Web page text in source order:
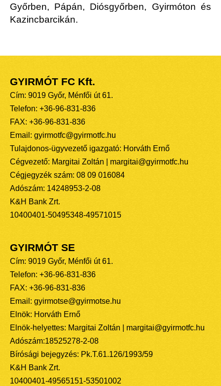
Győrben, Pápán, Diósgyőrben, Gyirmóton és
Kazincbarcikán.
GYIRMÓT FC Kft.
Cím: 9019 Győr, Ménfői út 61.
Telefon: +36-96-831-836
FAX: +36-96-831-836
Email: gyirmotfc@gyirmotfc.hu
Tulajdonos-ügyvezető igazgató: Horváth Ernő
Cégvezető: Margitai Zoltán | margitai@gyirmotfc.hu
Cégjegyzék szám: 08 09 016084
Adószám: 14248953-2-08
K&H Bank Zrt.
10400401-50495348-49571015
GYIRMÓT SE
Cím: 9019 Győr, Ménfői út 61.
Telefon: +36-96-831-836
FAX: +36-96-831-836
Email: gyirmotse@gyirmotse.hu
Elnök: Horváth Ernő
Elnök-helyettes: Margitai Zoltán | margitai@gyirmotfc.hu
Adószám:18525278-2-08
Bírósági bejegyzés: Pk.T.61.126/1993/59
K&H Bank Zrt.
10400401-49565151-53501002